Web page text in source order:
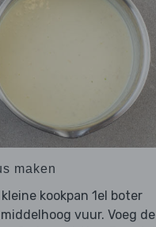
maken
kookpan 1el boter
vuur. Voeg de